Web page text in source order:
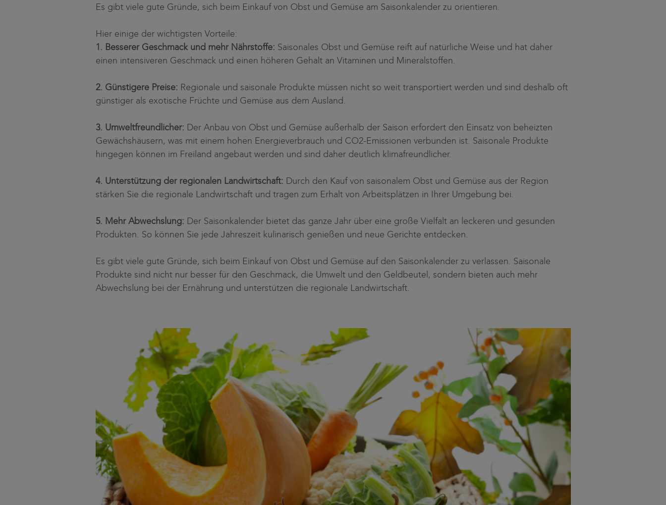
Es gibt viele gute Gründe, sich beim Einkauf von Obst und Gemüse am Saisonkalender zu orientieren.
Hier einige der wichtigsten Vorteile:
1. Besserer Geschmack und mehr Nährstoffe: Saisonales Obst und Gemüse reift auf natürliche Weise und hat daher
einen intensiveren Geschmack und einen höheren Gehalt an Vitaminen und Mineralstoffen.
2. Günstigere Preise: Regionale und saisonale Produkte müssen nicht so weit transportiert werden und sind deshalb oft
günstiger als exotische Früchte und Gemüse aus dem Ausland.
3. Umweltfreundlicher: Der Anbau von Obst und Gemüse außerhalb der Saison erfordert den Einsatz von beheizten
Gewächshäusern, was mit einem hohen Energieverbrauch und CO2-Emissionen verbunden ist. Saisonale Produkte
hingegen können im Freiland angebaut werden und sind daher deutlich klimafreundlicher.
4. Unterstützung der regionalen Landwirtschaft: Durch den Kauf von saisonalem Obst und Gemüse aus der Region
stärken Sie die regionale Landwirtschaft und tragen zum Erhalt von Arbeitsplätzen in Ihrer Umgebung bei.
5. Mehr Abwechslung: Der Saisonkalender bietet das ganze Jahr über eine große Vielfalt an leckeren und gesunden
Produkten. So können Sie jede Jahreszeit kulinarisch genießen und neue Gerichte entdecken.
Es gibt viele gute Gründe, sich beim Einkauf von Obst und Gemüse auf den Saisonkalender zu verlassen. Saisonale
Produkte sind nicht nur besser für den Geschmack, die Umwelt und den Geldbeutel, sondern bieten auch mehr
Abwechslung bei der Ernährung und unterstützen die regionale Landwirtschaft.